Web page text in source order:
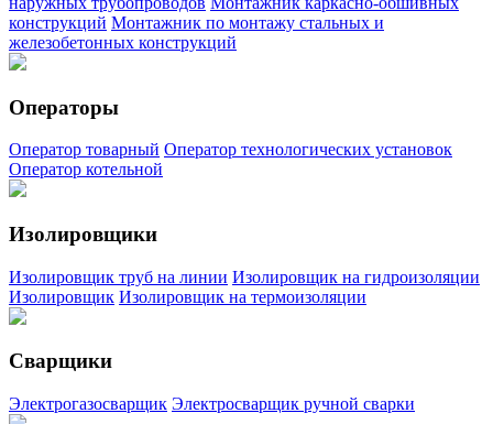
конструкций Монтажник по монтажу стальных и
железобетонных конструкций
Операторы
Оператор товарный Оператор технологических установок
Оператор котельной
Изолировщики
Изолировщик труб на линии Изолировщик на гидроизоляции
Изолировщик Изолировщик на термоизоляции
Сварщики
Электрогазосварщик Электросварщик ручной сварки